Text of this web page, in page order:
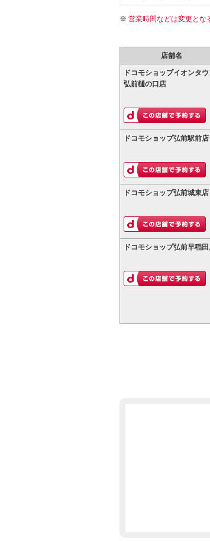
営業時間などは変更とな
店舗名
ドコモショップイオンタ
弘前樋の口店
ドコモショップ弘前駅前店
ドコモショップ弘前城東店
ドコモショップ弘前早稲